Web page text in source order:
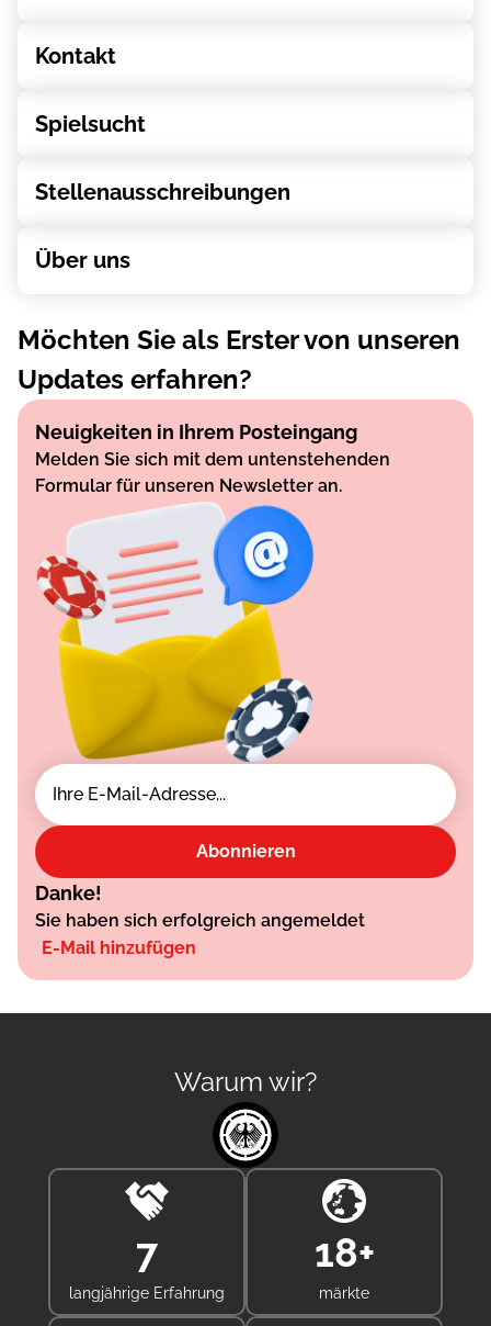
Kontakt
Spielsucht
Stellenausschreibungen
Über uns
Möchten Sie als Erster von unseren
Updates erfahren?
Neuigkeiten in Ihrem Posteingang
Melden Sie sich mit dem untenstehenden
Formular für unseren Newsletter an.
Abonnieren
Danke!
Sie haben sich erfolgreich angemeldet
E-Mail hinzufügen
Warum wir?
8
langjährige Erfahrung
20+
märkte